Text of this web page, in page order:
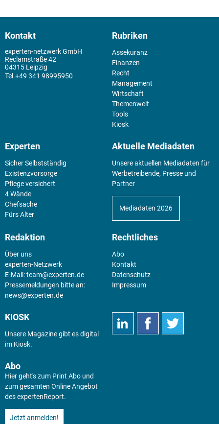
Kontakt
experten-netzwerk GmbH
Reclamstraße 42
04315 Leipzig
+49 341 98995950
Rubriken
Assekuranz
Finanzen
Recht
Management
Wirtschaft
Themenwelt
Tools
Kiosk
Experten
Sicher Selbstständig
Existenz­vorsorge
Pflege versichert
4 Wände
Chefsache
Fürs Alter
Aktuelle Mediadaten
Unsere aktuellen Mediadaten für
Werbetreibende, Presse und
Partner
Mediadaten 2026
Redaktion
Über uns
experten-Netzwerk
E-Mail:team@experten.de
Pressemeldungen bitte an:
news@experten.de
Rechtliches
Abo
Kontakt
Datenschutz
Impressum
KIOSK
Unsere Magazine gibt es digital
im Kiosk.
Abo
Hier geht's zum Print Abo und
zum gesamten Online Angebot
des expertenReport.
Jetzt anmelden!